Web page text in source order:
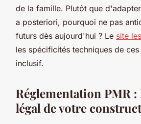
de la famille. Plutôt que
a posteriori, pourquoi ne pas
futurs dès aujourd'hui ? Le site
les spécificités techniques de
inclusif.
Réglementation PMR :
légal de votre